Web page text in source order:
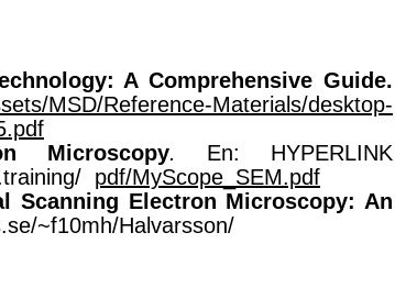
A Comprehensive Guide.
MSD/Reference-Materials/desktop-
Microscopy.
En: HYPERLINK
pdf/MyScope_SEM.pdf
Scanning Electron Microscopy: An
~f10mh/Halvarsson/